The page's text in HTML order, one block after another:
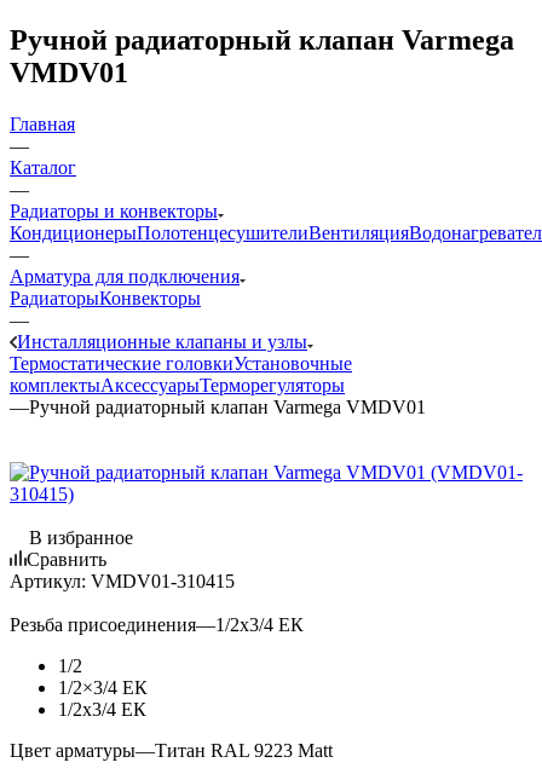
Ручной радиаторный клапан Varmega
VMDV01
Главная
—
Каталог
—
Радиаторы и конвекторы
КондиционерыПолотенцесушителиВентиляция
—
Арматура для подключения
РадиаторыКонвекторы
—
Инсталляционные клапаны и узлы
Термостатические головкиУстановочные
комплектыАксессуарыТерморегуляторы
—Ручной радиаторный клапан Varmega VMDV01
В избранное
Сравнить
Артикул: VMDV01-310415
Резьба присоединения—1/2х3/4 ЕК
1/2
1/2×3/4 ЕК
1/2х3/4 ЕК
Цвет арматуры—Титан RAL 9223 Matt